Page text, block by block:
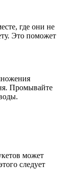
где они не
Это поможет
Промывайте
может
следует